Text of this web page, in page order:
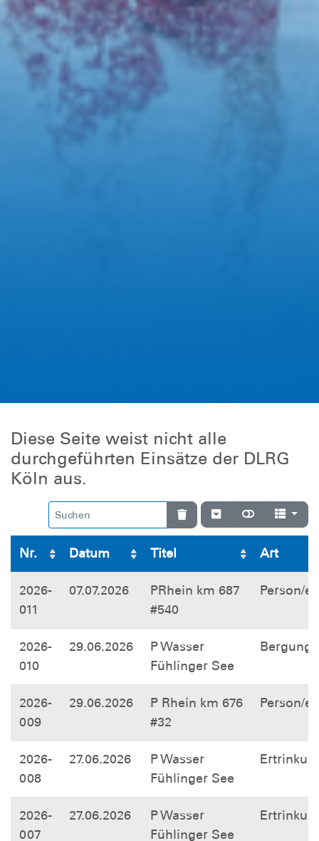
Diese Seite weist nicht alle
durchgeführten Einsätze der DLRG
Köln aus.
Nr. Datum Titel Art
2026-
011
07.07.2026
PRhein km 687
#540
Person/
2026-
010
29.06.2026
P Wasser
Fühlinger See
Bergung
2026-
009
29.06.2026
P Rhein km 676
#32
Person/
2026-
008
27.06.2026
P Wasser
Fühlinger See
2026-
007
27.06.2026
P Wasser
Fühlinger See